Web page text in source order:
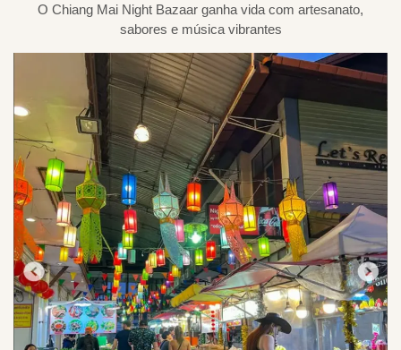
O Chiang Mai Night Bazaar ganha vida com artesanato,
sabores e música vibrantes